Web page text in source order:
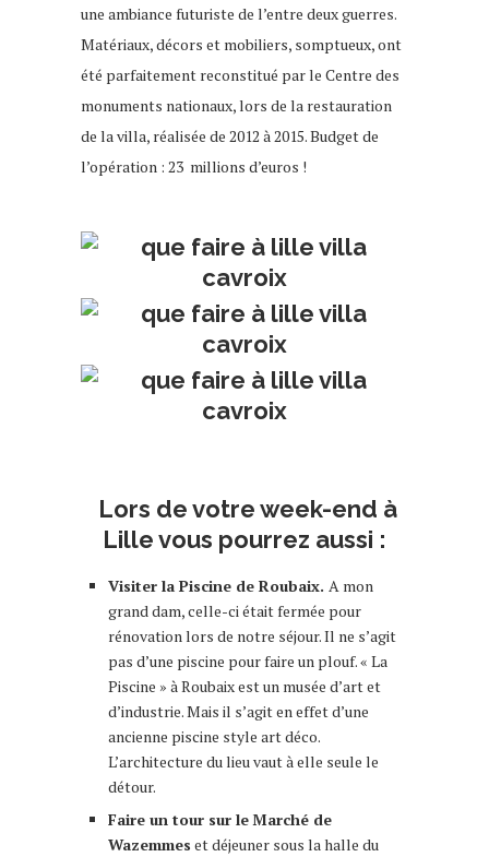
une ambiance futuriste de l’entre deux guerres.
Matériaux, décors et mobiliers, somptueux, ont
été parfaitement reconstitué par le Centre des
monuments nationaux, lors de la restauration
de la villa, réalisée de 2012 à 2015. Budget de
l’opération : 23 millions d’euros !
Lors de votre week-end à
Lille vous pourrez aussi :
Visiter la Piscine de Roubaix. A mon
grand dam, celle-ci était fermée pour
rénovation lors de notre séjour. Il ne s’agit
pas d’une piscine pour faire un plouf. « La
Piscine » à Roubaix est un musée d’art et
d’industrie. Mais il s’agit en effet d’une
ancienne piscine style art déco.
L’architecture du lieu vaut à elle seule le
détour.
Faire un tour sur le Marché de
Wazemmes et déjeuner sous la halle du